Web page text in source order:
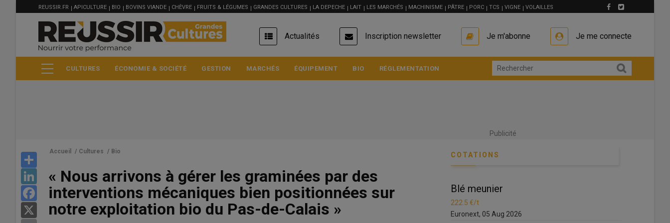
MENU
FILIÈRE
REUSSIR.FR APICULTURE BIO BOVINS VIANDE CHÈVRE FRUITS & LÉGUMES GRANDES CULTURES LA DEPECHE LAIT LES MARCHÉS MACHINISME PÂTRE PORC TCS VIGNE VOLAILLES
USER
ACCOUNT
MENU
Actualités Inscription newsletter Je m'abonne Je me connecte
CULTURES ÉCONOMIE & SOCIÉTÉ GESTION MARCHÉS ÉQUIPEMENT BIO RÉGLEMENTATION
Publicité
LinkedIn
Facebook
Accueil / Cultures / Bio
« Nous arrivons à gérer les graminées par des
interventions mécaniques bien positionnées sur
notre exploitation bio du Pas-de-Calais »
COTATIONS
Blé meunier
222.5 €/t
Euronext, 05 Aug 2026
Blé meunier
222.5 €/t
Euronext, 05 Aug 2026
Blé meunier
222.5 €/t
Euronext, 05 Aug 2026